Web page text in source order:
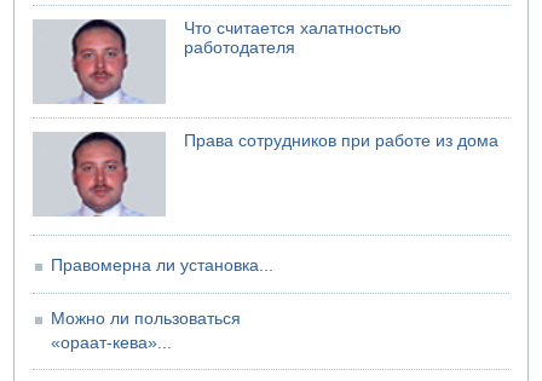
Недалеко от Бейт-Шемеша погиб велосипедист
07.08.2026 06:24
Саудовская Аравия сообщает о нападении хуситов
Что считается халатностью
работодателя
Права сотрудников при работе из дома
Правомерна ли установка...
Можно ли пользоваться
«ораат-кева»...